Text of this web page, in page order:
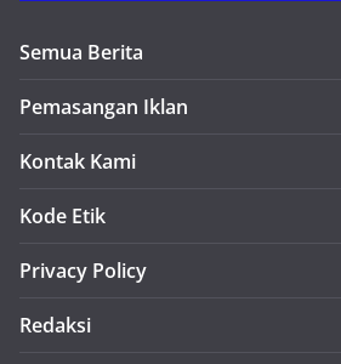
Semua Berita
Pemasangan Iklan
Kontak Kami
Kode Etik
Privacy Policy
Redaksi